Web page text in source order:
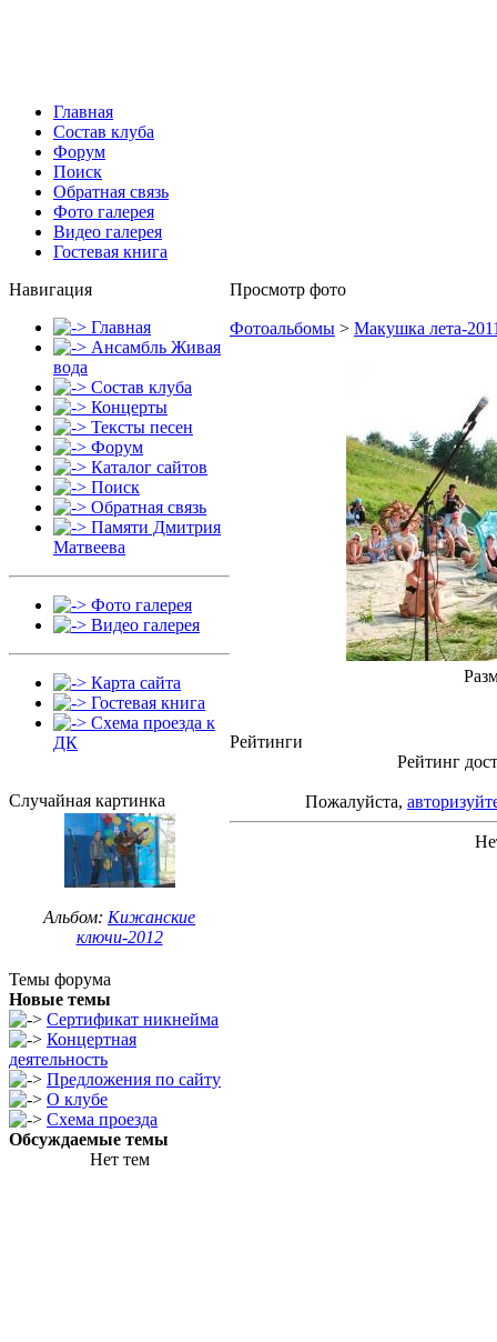
Главная
Состав клуба
Форум
Поиск
Обратная связь
Фото галерея
Видео галерея
Гостевая книга
Навигация
Главная
Ансамбль Живая
вода
Состав клуба
Концерты
Тексты песен
Форум
Каталог сайтов
Поиск
Обратная связь
Памяти Дмитрия
Матвеева
Фото галерея
Видео галерея
Карта сайта
Гостевая книга
Схема проезда к
ДК
Случайная картинка
Альбом: Кижанские
ключи-2012
Темы форума
Новые темы
Сертификат никнейма
Концертная
деятельность
Предложения по сайту
О клубе
Схема проезда
Обсуждаемые темы
Нет тем
Просмотр фото
Фотоальбомы > Макушка лета-
Рейтинги
Рейтинг
Пожалуйста,